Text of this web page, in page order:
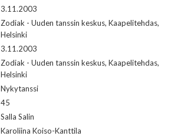
3.11.2003
Zodiak - Uuden tanssin keskus, Kaapelitehdas,
Helsinki
3.11.2003
Zodiak - Uuden tanssin keskus, Kaapelitehdas,
Helsinki
Nykytanssi
45
Salla Salin
Karoliina Koiso-Kanttila